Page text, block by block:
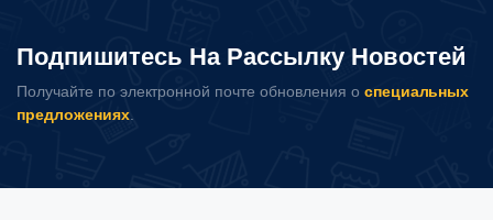
Подпишитесь На Рассылку Новостей
Получайте по электронной почте обновления о специальных
предложениях.